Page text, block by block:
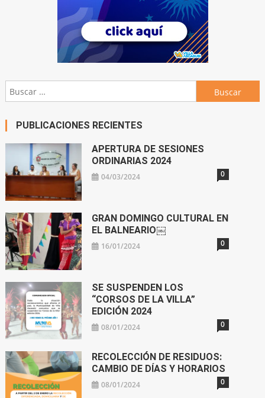
Buscar:
PUBLICACIONES RECIENTES
APERTURA DE SESIONES
ORDINARIAS 2024
04/03/2024 0
GRAN DOMINGO CULTURAL EN
EL BALNEARIO￼
16/01/2024 0
SE SUSPENDEN LOS
“CORSOS DE LA VILLA”
EDICIÓN 2024
08/01/2024 0
RECOLECCIÓN DE RESIDUOS:
CAMBIO DE DÍAS Y HORARIOS
08/01/2024 0